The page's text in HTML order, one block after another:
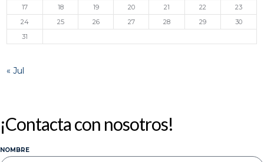
17
18 19 20 21 22
23
24
25 26 27 28 29
30
31
« Jul
¡Contacta con nosotros!
NOMBRE